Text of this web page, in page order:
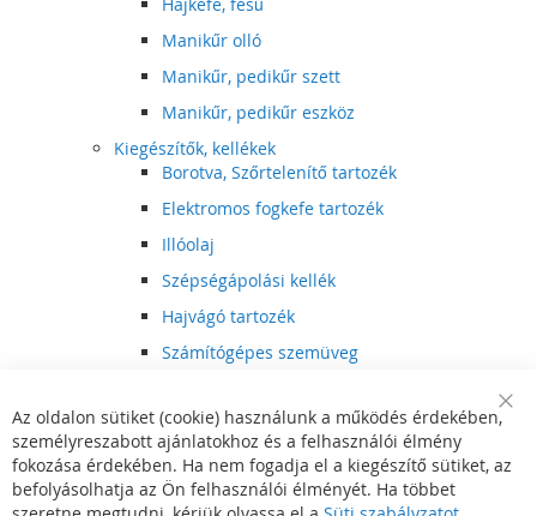
Manikűr olló
Manikűr, pedikűr szett
Manikűr, pedikűr eszköz
Kiegészítők, kellékek
Borotva, Szőrtelenítő tartozék
Elektromos fogkefe tartozék
Illóolaj
Szépségápolási kellék
Hajvágó tartozék
Számítógépes szemüveg
Hajvágó kiegészítő
Szórakoztató elektronika
Multimédia
DVD, BluRay lejátszó
Bar
Az oldalon sütiket (cookie) használunk a működés érdekében,
személyreszabott ajánlatokhoz és a felhasználói élmény
fokozása érdekében. Ha nem fogadja el a kiegészítő sütiket, az
befolyásolhatja az Ön felhasználói élményét. Ha többet